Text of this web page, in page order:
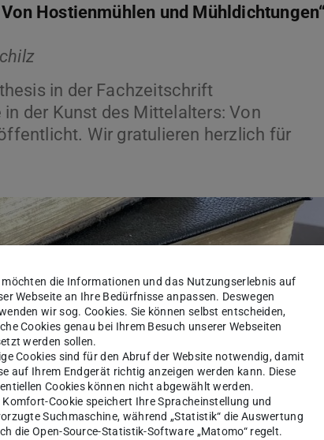
Hostienmühlen und
in der Fachzeitschrift
in der Kunst des Mittelalters: Von
Wir gratulieren herzlich für
möchten die Informationen und das Nutzungserlebnis auf
Webseite an Ihre Bedürfnisse anpassen. Deswegen
wir sog. Cookies. Sie können selbst entscheiden,
Cookies genau bei Ihrem Besuch unserer Webseiten
werden sollen.
Cookies sind für den Abruf der Website notwendig, damit
auf Ihrem Endgerät richtig anzeigen werden kann. Diese
Cookies können nicht abgewählt werden.
Komfort-Cookie speichert Ihre Spracheinstellung und
Suchmaschine, während „Statistik“ die Auswertung
die Open-Source-Statistik-Software „Matomo“ regelt.